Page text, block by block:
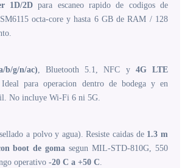
1D/2D para escaneo rapido de codigos de
octa-core y hasta 6 GB de RAM / 128
g/n/ac), Bluetooth 5.1, NFC y 4G LTE
para operacion dentro de bodega y en
No incluye Wi-Fi 6 ni 5G.
a polvo y agua). Resiste caidas de 1.3 m
boot de goma segun MIL-STD-810G, 550
operativo -20 C a +50 C.